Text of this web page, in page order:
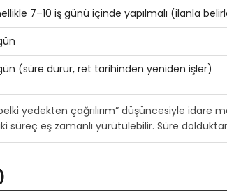
7–10 iş günü içinde yapılmalı (ilanla
(süre durur, ret tarihinden yeniden işler)
yedekten çağrılırım” düşüncesiyle
süreç eş zamanlı yürütülebilir. Süre